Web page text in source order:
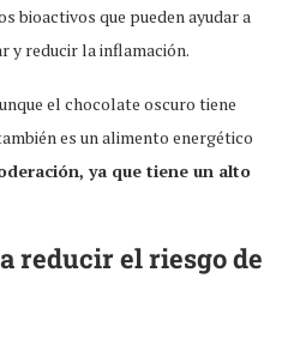
bioactivos que pueden ayudar a
y reducir la inflamación.
el chocolate oscuro tiene
es un alimento energético
ya que tiene un alto
reducir el riesgo de